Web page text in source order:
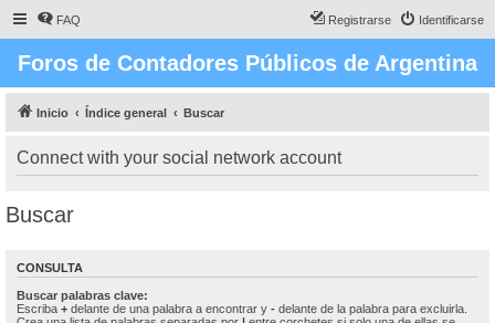
FAQ Identificarse
Registrarse
Foros de Contadores Públicos de Argentina
Inicio Índice general Buscar
Connect with your social network account
Buscar
CONSULTA
Buscar palabras clave:
Escriba + delante de una palabra a encontrar y - delante de la palabra para excluirla.